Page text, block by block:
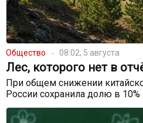
Общество 08:02, 5 августа
Лес, которого нет в
При общем снижении
России сохранила долю в 10%